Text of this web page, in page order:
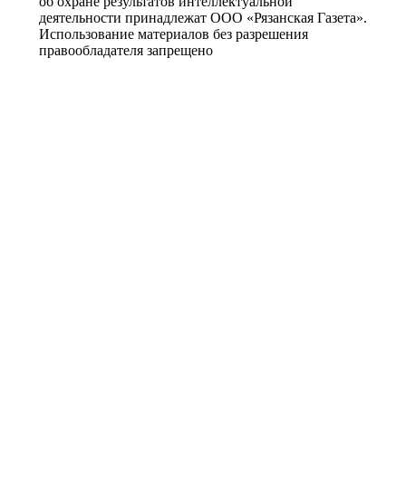
деятельности принадлежат ООО «Рязанская Газета».
Использование материалов без разрешения
правообладателя запрещено